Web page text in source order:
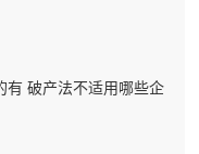
有 破产法不适用哪些企